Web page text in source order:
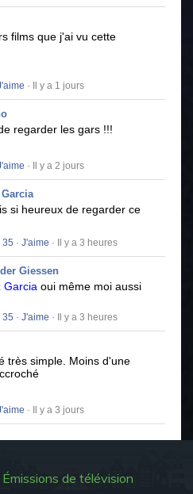
films que j'ai vu cette
· Il y a 1 jours
regarder les gars !!!
· Il y a 2 jours
si heureux de regarder ce
35 · J'aime · Il y a 3 heures
Giessen
Garcia oui même moi aussi
35 · J'aime · Il y a 3 heures
très simple. Moins d'une
· Il y a 3 jours
Émissions de télévision